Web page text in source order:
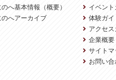
のへ基本情報（概要）
のへアーカイブ
イベント
体験ガイ
アクセス
企業概要
サイトマ
お問い合